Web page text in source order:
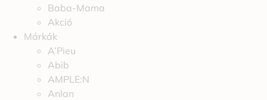
Baba-Mama
Akció
Márkák
A’Pieu
Abib
AMPLE:N
Anlan